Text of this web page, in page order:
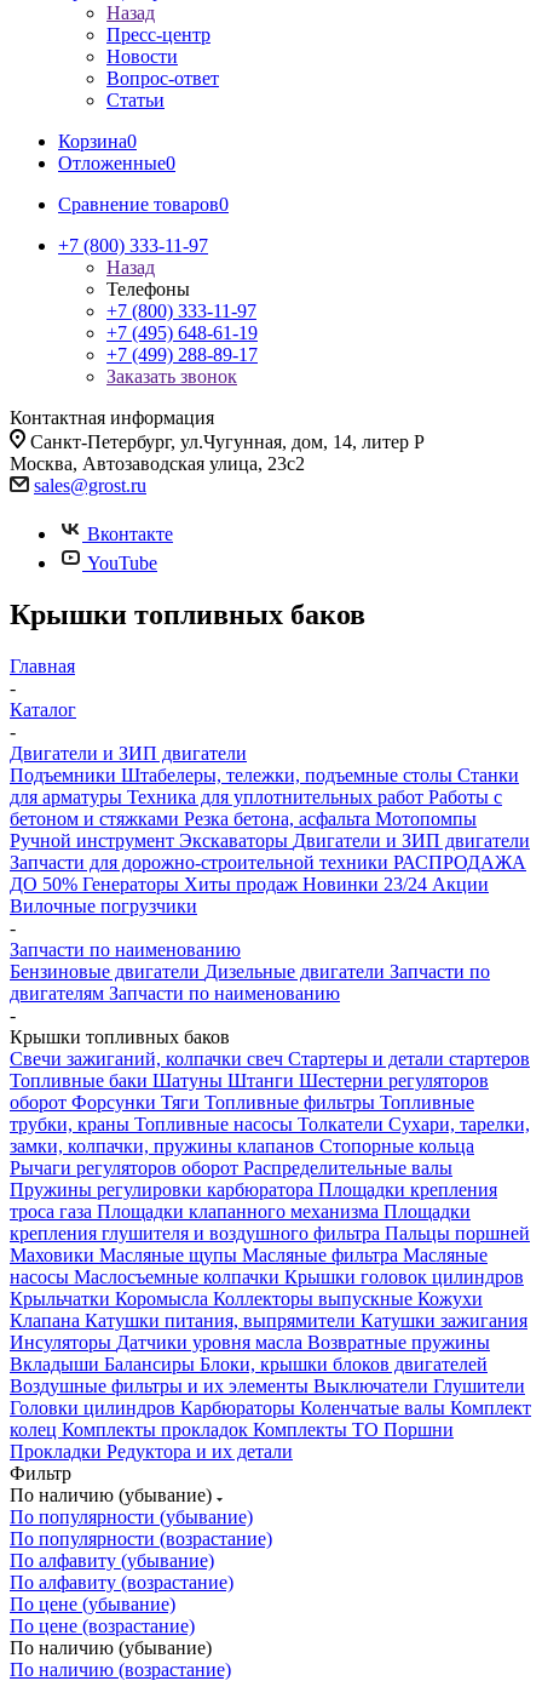
Назад
Пресс-центр
Новости
Вопрос-ответ
Статьи
Корзина0
Отложенные0
Сравнение товаров0
+7 (800) 333-11-97
Назад
Телефоны
+7 (800) 333-11-97
+7 (495) 648-61-19
+7 (499) 288-89-17
Заказать звонок
Контактная информация
Санкт-Петербург, ул.Чугунная, дом, 14, литер Р
Москва, Автозаводская улица, 23с2
sales@grost.ru
Вконтакте
YouTube
Крышки топливных баков
Главная
-
Каталог
-
Двигатели и ЗИП двигатели
Подъемники Штабелеры, тележки, подъемные столы Станки
для арматуры Техника для уплотнительных работ Работы с
бетоном и стяжками Резка бетона, асфальта Мотопомпы
Ручной инструмент Экскаваторы Двигатели и ЗИП двигатели
Запчасти для дорожно-строительной техники РАСПРОДАЖА
ДО 50% Генераторы Хиты продаж Новинки 23/24 Акции
Вилочные погрузчики
-
Запчасти по наименованию
Бензиновые двигатели Дизельные двигатели Запчасти по
двигателям Запчасти по наименованию
-
Крышки топливных баков
Свечи зажиганий, колпачки свеч Стартеры и детали стартеров
Топливные баки Шатуны Штанги Шестерни регуляторов
оборот Форсунки Тяги Топливные фильтры Топливные
трубки, краны Топливные насосы Толкатели Сухари, тарелки,
замки, колпачки, пружины клапанов Стопорные кольца
Рычаги регуляторов оборот Распределительные валы
Пружины регулировки карбюратора Площадки крепления
троса газа Площадки клапанного механизма Площадки
крепления глушителя и воздушного фильтра Пальцы поршней
Маховики Масляные щупы Масляные фильтра Масляные
насосы Маслосъемные колпачки Крышки головок цилиндров
Крыльчатки Коромысла Коллекторы выпускные Кожухи
Клапана Катушки питания, выпрямители Катушки зажигания
Инсуляторы Датчики уровня масла Возвратные пружины
Вкладыши Балансиры Блоки, крышки блоков двигателей
Воздушные фильтры и их элементы Выключатели Глушители
Головки цилиндров Карбюраторы Коленчатые валы Комплект
колец Комплекты прокладок Комплекты ТО Поршни
Прокладки Редуктора и их детали
Фильтр
По наличию (убывание)
По популярности (убывание)
По популярности (возрастание)
По алфавиту (убывание)
По алфавиту (возрастание)
По цене (убывание)
По цене (возрастание)
По наличию (убывание)
По наличию (возрастание)